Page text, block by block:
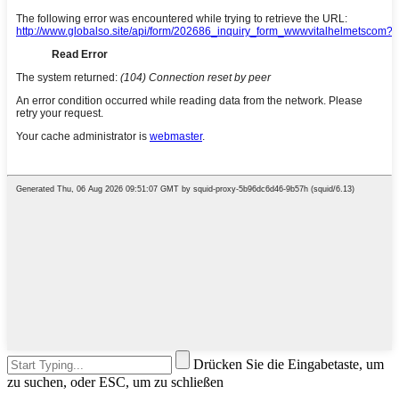
Drücken Sie die Eingabetaste, um
zu suchen, oder ESC, um zu schließen